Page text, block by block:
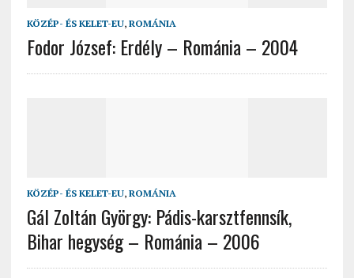
KÖZÉP- ÉS KELET-EU, ROMÁNIA
Fodor József: Erdély – Románia – 2004
KÖZÉP- ÉS KELET-EU, ROMÁNIA
Gál Zoltán György: Pádis-karsztfennsík,
Bihar hegység – Románia – 2006